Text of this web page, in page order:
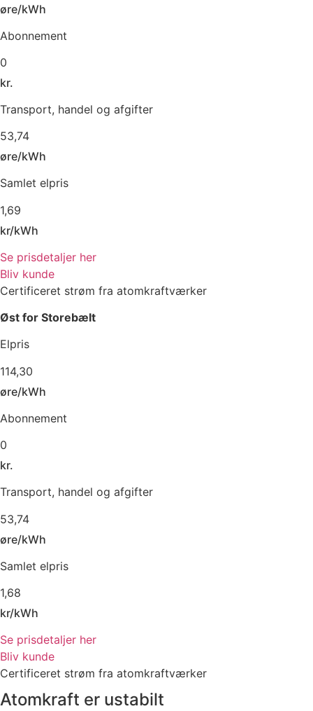
øre/kWh
Abonnement
0
kr.
Transport, handel og afgifter
53,74
øre/kWh
Samlet elpris
1,69
kr/kWh
Se prisdetaljer her
Bliv kunde
Certificeret strøm fra atomkraftværker
Øst for Storebælt
Elpris
114,30
øre/kWh
Abonnement
0
kr.
Transport, handel og afgifter
53,74
øre/kWh
Samlet elpris
1,68
kr/kWh
Se prisdetaljer her
Bliv kunde
Certificeret strøm fra atomkraftværker
Atomkraft er ustabilt